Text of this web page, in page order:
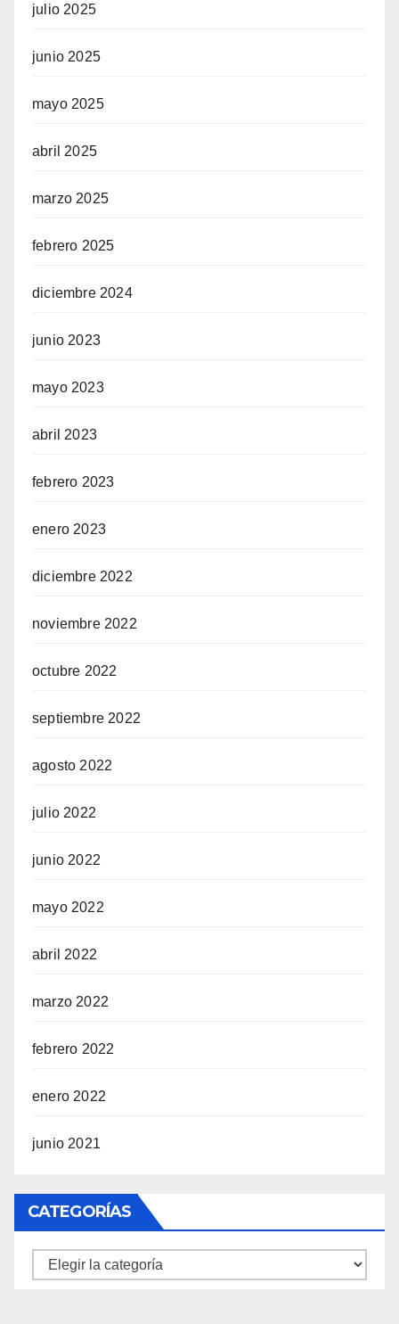
julio 2025
junio 2025
mayo 2025
abril 2025
marzo 2025
febrero 2025
diciembre 2024
junio 2023
mayo 2023
abril 2023
febrero 2023
enero 2023
diciembre 2022
noviembre 2022
octubre 2022
septiembre 2022
agosto 2022
julio 2022
junio 2022
mayo 2022
abril 2022
marzo 2022
febrero 2022
enero 2022
junio 2021
CATEGORÍAS
Categorías